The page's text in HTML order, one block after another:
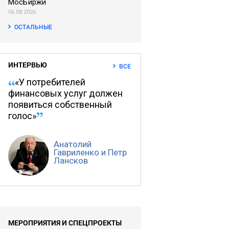
МосБиржи
06.08.2026
ОСТАЛЬНЫЕ
ИНТЕРВЬЮ ВСЕ
«У потребителей
финансовых услуг должен
появиться собственный
голос»
Анатолий
Гавриленко и Петр
Лансков
МЕРОПРИЯТИЯ И СПЕЦПРОЕКТЫ